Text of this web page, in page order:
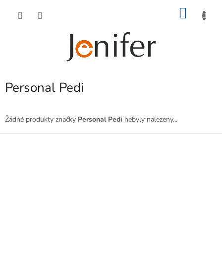
Personal Pedi
Žádné produkty značky Personal Pedi nebyly nalezeny...
Z